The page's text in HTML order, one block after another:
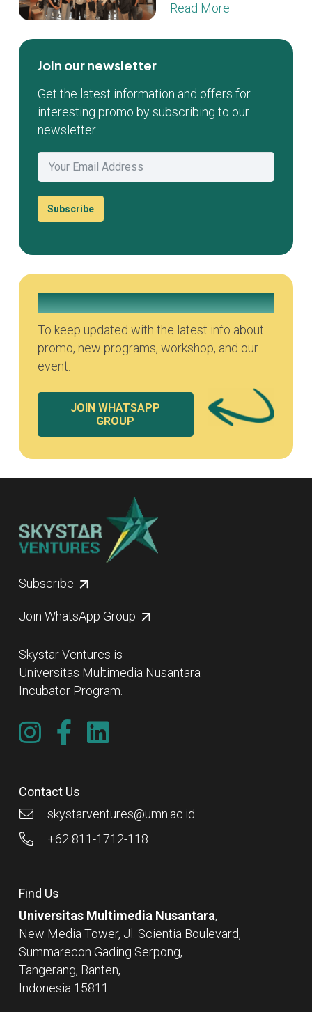
Read More
Join our newsletter
Get the latest information and offers for
interesting promo by subscribing to our
newsletter.
Subscribe
Join our Whatsapp Group
To keep updated with the latest info about
promo, new programs, workshop, and our
event.
JOIN WHATSAPP
GROUP
Subscribe
Join WhatsApp Group
Skystar Ventures is
Universitas Multimedia Nusantara
Incubator Program.
Contact Us
skystarventures@umn.ac.id
+62 811-1712-118
Find Us
Universitas Multimedia Nusantara,
New Media Tower, Jl. Scientia Boulevard,
Summarecon Gading Serpong,
Tangerang, Banten,
Indonesia 15811